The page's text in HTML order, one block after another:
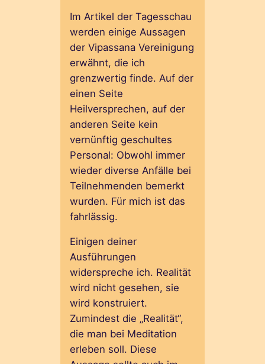
Im Artikel der Tagesschau
werden einige Aussagen
der Vipassana Vereinigung
erwähnt, die ich
grenzwertig finde. Auf der
einen Seite
Heilversprechen, auf der
anderen Seite kein
vernünftig geschultes
Personal: Obwohl immer
wieder diverse Anfälle bei
Teilnehmenden bemerkt
wurden. Für mich ist das
fahrlässig.
Einigen deiner
Ausführungen
widerspreche ich. Realität
wird nicht gesehen, sie
wird konstruiert.
Zumindest die „Realität“,
die man bei Meditation
erleben soll. Diese